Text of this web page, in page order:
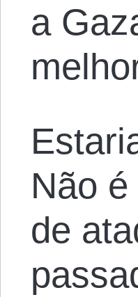
a
Não
de